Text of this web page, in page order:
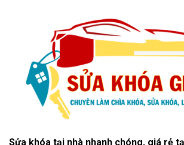
Sửa khóa tại nhà nhanh chóng, giá rẻ